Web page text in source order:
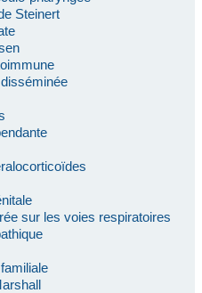
Steinert
sur les voies respiratoires